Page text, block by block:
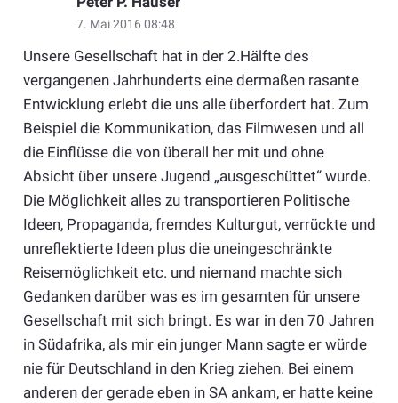
7. Mai 2016 08:48
Unsere Gesellschaft hat in der 2.Hälfte des
vergangenen Jahrhunderts eine dermaßen rasante
Entwicklung erlebt die uns alle überfordert hat. Zum
Beispiel die Kommunikation, das Filmwesen und all
die Einflüsse die von überall her mit und ohne
Absicht über unsere Jugend „ausgeschüttet“ wurde.
Die Möglichkeit alles zu transportieren Politische
Ideen, Propaganda, fremdes Kulturgut, verrückte und
unreflektierte Ideen plus die uneingeschränkte
Reisemöglichkeit etc. und niemand machte sich
Gedanken darüber was es im gesamten für unsere
Gesellschaft mit sich bringt. Es war in den 70 Jahren
in Südafrika, als mir ein junger Mann sagte er würde
nie für Deutschland in den Krieg ziehen. Bei einem
anderen der gerade eben in SA ankam, er hatte keine